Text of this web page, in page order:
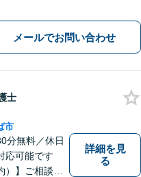
とを心がけています。まずはお
お問い合わせください。
メールでお問い合わせ
士
市
分無料／休日
応可能です
）】ご相談、
詳細を見
る